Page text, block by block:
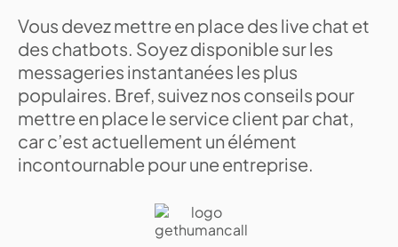
Vous devez mettre en place des live chat et
des chatbots. Soyez disponible sur les
messageries instantanées les plus
populaires. Bref, suivez nos conseils pour
mettre en place le service client par chat,
car c’est actuellement un élément
incontournable pour une entreprise.